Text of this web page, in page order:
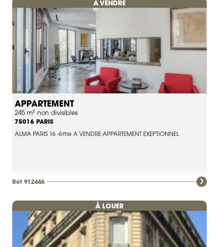
À VENDRE
APPARTEMENT
245 m² non divisibles
75016 PARIS
ALMA PARIS 16 -ème A VENDRE APPARTEMENT EXEPTIONNEL
Réf 912446
À LOUER